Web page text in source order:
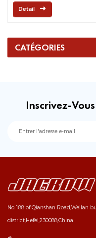
Detail
CATÉGORIES
Inscrivez-
No.188 of Qianshan Road,Weilan
district,Hefei,230088,China